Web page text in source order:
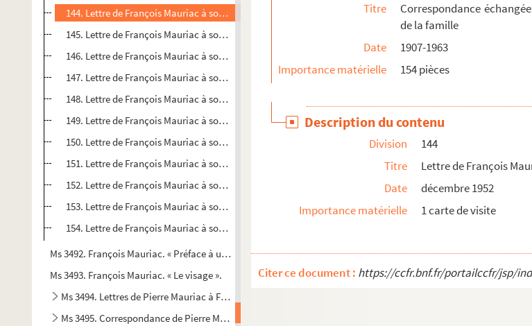
144. Lettre de François Mauriac à son frère Pierre Mauriac
145. Lettre de François Mauriac à son frère Pierre Mauriac
146. Lettre de François Mauriac à son frère Pierre Mauriac et à Suzanne
147. Lettre de François Mauriac à son frère Pierre Mauriac
148. Lettre de François Mauriac à son frère Pierre Mauriac
149. Lettre de François Mauriac à son frère Pierre Mauriac
150. Lettre de François Mauriac à son frère Pierre Mauriac
151. Lettre de François Mauriac à son frère Pierre Mauriac
152. Lettre de François Mauriac à son frère Pierre Mauriac
153. Lettre de François Mauriac à son frère Pierre Mauriac
154. Lettre de François Mauriac à son frère Pierre Mauriac
Ms 3492. François Mauriac. « Préface à une exposition de peinture française en Suède ».
Ms 3493. François Mauriac. « Le visage ».
Ms 3494. Lettres de Pierre Mauriac à François Mauriac
Ms 3495. Correspondance de Pierre Mauriac à Jeanne-François Mauriac
Titre
Correspondance
de la famille
Date
1907-1963
Importance matérielle
154 pièces
Description du contenu
Division
144
Titre
Lettre de François
Date
décembre 1952
Importance matérielle
1 carte de visite
Citer ce document : https://ccfr.bnf.fr/portailccfr/jsp/